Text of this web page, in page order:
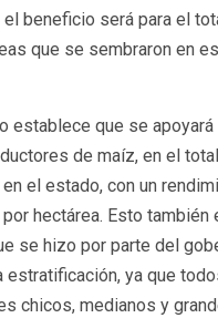
el beneficio será para el
que se sembraron en
establece que se
de maíz, en el
el estado, con un
hectárea. Esto también
se hizo por parte del
estratificación, ya que
chicos, medianos y